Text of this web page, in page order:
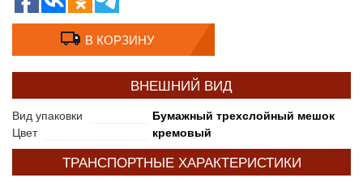
В КОРЗИНУ
ВНЕШНИЙ ВИД
Вид упаковки
Бумажный трехслойный мешок
Цвет
кремовый
ТРАНСПОРТНЫЕ ХАРАКТЕРИСТИКИ